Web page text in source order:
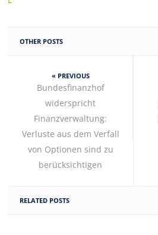
OTHER POSTS
« PREVIOUS
Bundesfinanzhof
widerspricht
Finanzverwaltung:
Verluste aus dem Verfall
von Optionen sind zu
berücksichtigen
RELATED POSTS